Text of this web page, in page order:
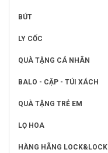
BÚT
LY CỐC
QUÀ TẶNG CÁ NHÂN
BALO - CẶP - TÚI XÁCH
QUÀ TẶNG TRẺ EM
LỌ HOA
HÀNG HÃNG LOCK&LOCK